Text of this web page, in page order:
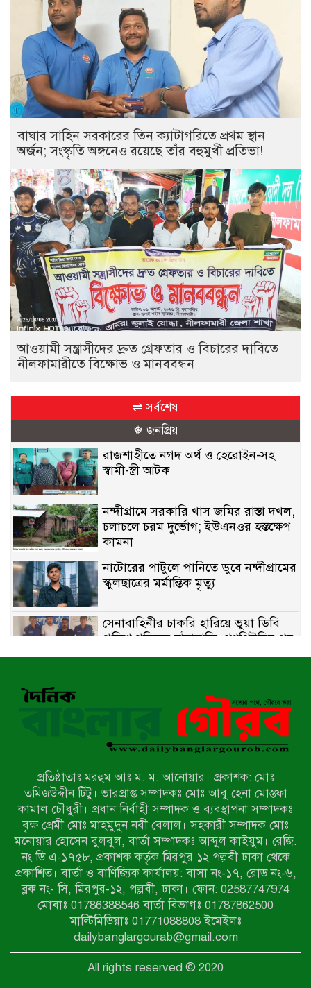
বাঘার সাহিন সরকারের তিন ক্যাটাগরিতে প্রথম স্থান
অর্জন; সংস্কৃতি অঙ্গনেও রয়েছে তাঁর বহুমুখী প্রতিভা!
আওয়ামী সন্ত্রাসীদের দ্রুত গ্রেফতার ও বিচারের দাবিতে
নীলফামারীতে বিক্ষোভ ও মানববন্ধন
⇌ সর্বশেষ
❅ জনপ্রিয়
রাজশাহীতে নগদ অর্থ ও হেরোইন-সহ
স্বামী-স্ত্রী আটক
নন্দীগ্রামে সরকারি খাস জমির রাস্তা দখল,
চলাচলে চরম দুর্ভোগ; ইউএনওর হস্তক্ষেপ
কামনা
নাটোরের পাটুলে পানিতে ডুবে নন্দীগ্রামের
স্কুলছাত্রের মর্মান্তিক মৃত্যু
সেনাবাহিনীর চাকরি হারিয়ে ভুয়া ডিবি
পুলিশ পরিচয়ে চাঁদাবাজি, গণপিটুনির পর
কারাগারে প্রতারক।
প্রথম স্থান অর্জন; সংস্কৃতি অঙ্গনেও রয়েছে
তাঁর বহুমুখী প্রতিভা!
আওয়ামী সন্ত্রাসীদের দ্রুত গ্রেফতার ও
বিচারের দাবিতে নীলফামারীতে বিক্ষোভ ও
লালপুরে মাদকবিরোধী অভিযান: ৩ জনের
কারাদণ্ড ও অর্থদণ্ড
কারামুক্তির পর সাংবাদিক আরাফাত
সানিকে সংবর্ধনা, টেকনাফ উপজেলা
প্রেসক্লাবের ফুলেল শুভেচ্ছা
বাকেরগঞ্জে সাজাপ্রাপ্ত আসামি গ্রেপ্তার
মিয়ানমারের সীমান্তে স্থলমাইন বিস্ফোরণ:
উখিয়ার এক যুবকের পা বিচ্ছিন্ন
প্রতিষ্ঠাতাঃ মরহুম আঃ ম. ম. আনোয়ার। প্রকাশক: মোঃ
তমিজউদ্দীন টিটু। ভারপ্রাপ্ত সম্পাদকঃ মোঃ আবু হেনা মোস্তফা
কামাল চৌধুরী। প্রধান নির্বাহী সম্পাদক ও ব্যবস্থাপনা সম্পাদকঃ
বৃক্ষ প্রেমী মোঃ মাহমুদুন নবী বেলাল। সহকারী সম্পাদক মোঃ
মনোয়ার হোসেন বুলবুল, বার্তা সম্পাদকঃ আব্দুল কাইয়ুম। রেজি.
নং ডি এ-১৭৫৮, প্রকাশক কর্তৃক মিরপুর ১২ পল্লবী ঢাকা থেকে
প্রকাশিত। বার্তা ও বাণিজ্যিক কার্যালয়: বাসা নং-১৭, রোড নং-৬,
ব্লক নং- সি, মিরপুর-১২, পল্লবী, ঢাকা। ফোন: 02587747974
মোবাঃ 01786388546 বার্তা বিভাগঃ 01787862500
মাল্টিমিডিয়াঃ 01771088808 ইমেইলঃ
dailybanglargourab@gmail.com
All rights reserved © 2020